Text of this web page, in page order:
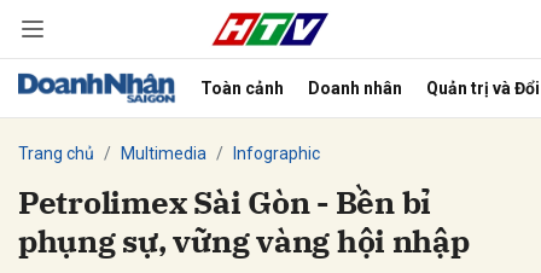
Toàn cảnh Doanh nhân Quản trị và
Trang chủ Multimedia Infographic
Petrolimex Sài Gòn - Bền bỉ
phụng sự, vững vàng hội nhập